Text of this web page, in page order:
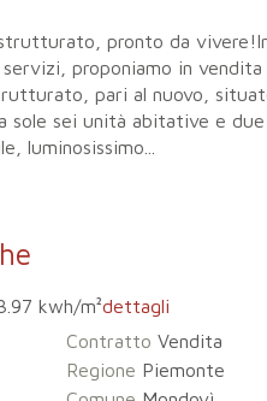
pronto da
proponiamo in vendita
pari al nuovo,
sole sei unità abitative e
luminosissimo...
kwh/m²dettagli
Contratto Vendita
Regione Piemonte